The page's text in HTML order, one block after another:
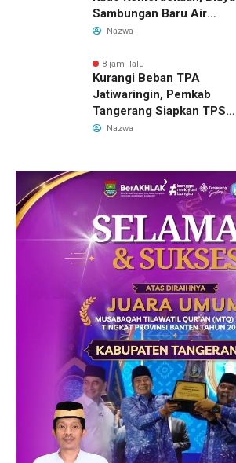
Sambungan Baru Air
Bersih Dipangkas Jadi
Nazwa
8 jam lalu
Kurangi Beban TPA
Jatiwaringin, Pemkab
Tangerang Siapkan TPS3R
Baru di Tigaraksa
Nazwa